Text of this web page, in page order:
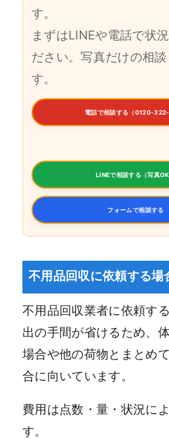
す。
まずはLINEや電話で状
ださい。写真だけの相
す。
電話で相談する（0120-322-
LINEで相談する（写真OK
フォームで相談する
不用品回収に依頼する場
不用品回収業者に依頼す
出の手間が省けるため、
場合や他の荷物とまとめ
合に向いています。
費用は点数・量・状況に
す。